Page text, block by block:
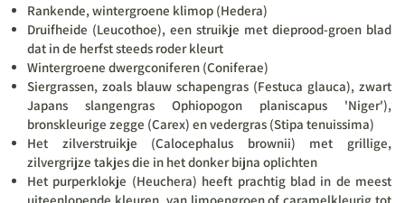
Rankende, wintergroene klimop (Hedera)
Druifheide (Leucothoe), een struikje met dieprood-groen blad
dat in de herfst steeds roder kleurt
Wintergroene dwergconiferen (Coniferae)
Siergrassen, zoals blauw schapengras (Festuca glauca), zwart
Japans slangengras Ophiopogon planiscapus 'Niger'),
bronskleurige zegge (Carex) en vedergras (Stipa tenuissima)
Het zilverstruikje (Calocephalus brownii) met grillige,
zilvergrijze takjes die in het donker bijna oplichten
Het purperklokje (Heuchera) heeft prachtig blad in de meest
uiteenlopende kleuren, van limoengroen of caramelkleurig tot